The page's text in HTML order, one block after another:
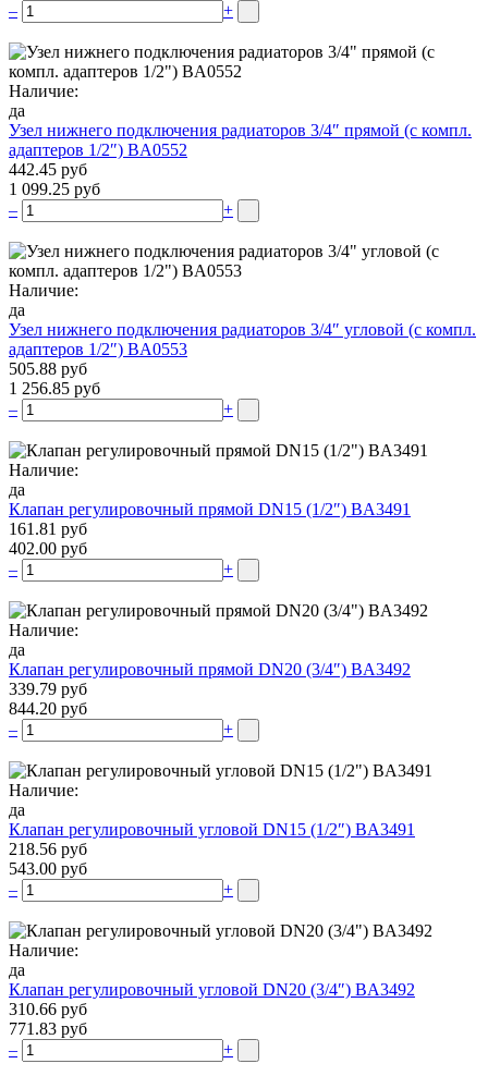
–
+
Наличие:
да
Узел нижнего подключения радиаторов 3/4″ прямой (c компл.
адаптеров 1/2″) BA0552
442.45 руб
1 099.25 руб
–
+
Наличие:
да
Узел нижнего подключения радиаторов 3/4″ угловой (c компл.
адаптеров 1/2″) BA0553
505.88 руб
1 256.85 руб
–
+
Наличие:
да
Клапан регулировочный прямой DN15 (1/2″) BA3491
161.81 руб
402.00 руб
–
+
Наличие:
да
Клапан регулировочный прямой DN20 (3/4″) BA3492
339.79 руб
844.20 руб
–
+
Наличие:
да
Клапан регулировочный угловой DN15 (1/2″) BA3491
218.56 руб
543.00 руб
–
+
Наличие:
да
Клапан регулировочный угловой DN20 (3/4″) BA3492
310.66 руб
771.83 руб
–
+